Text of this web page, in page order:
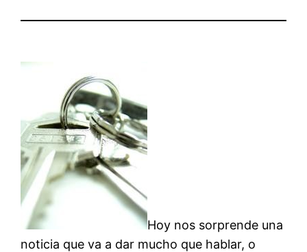
Hoy nos sorprende una
noticia que va a dar mucho que hablar, o